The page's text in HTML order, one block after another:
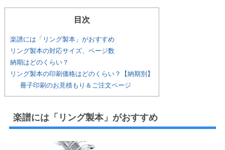
目次
楽譜には「リング製本」がおすすめ
リング製本の対応サイズ、ページ数
納期はどのくらい？
リング製本の印刷価格はどのくらい？【納期別】
冊子印刷のお見積もり＆ご注文ページ
楽譜には「リング製本」がおすすめ